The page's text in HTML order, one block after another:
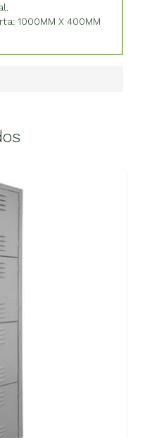
1000MM X 400MM